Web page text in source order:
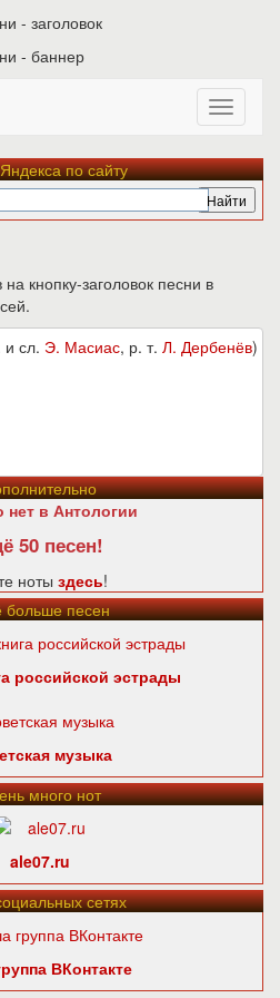
по сайту
кнопку-заголовок песни в
и сл. Э. Масиас, р. т. Л. Дербенёв)
нет в Антологии
50 песен!
ноты здесь!
песен
российской эстрады
музыка
много нот
ale07.ru
сетях
ВКонтакте